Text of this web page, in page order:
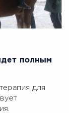
полным
для